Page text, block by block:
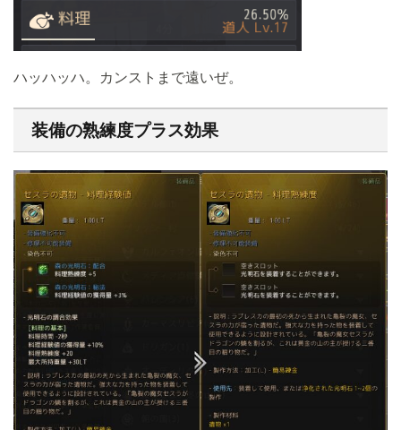
ハッハッハ。カンストまで遠いぜ。
装備の熟練度プラス効果